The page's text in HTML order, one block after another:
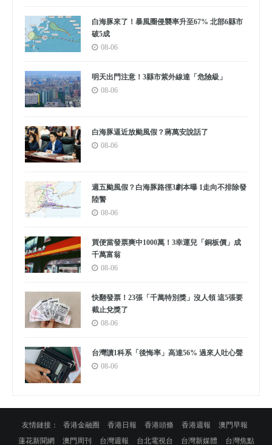
白海豚來了！暴風圈侵襲率升至67% 北部6縣市
破5成
08-06
明天出門注意！3縣市紫外線達「危險級」
08-06
白海豚逼近放颱風假？蔣萬安說話了
08-06
週五颱風假？白海豚路徑3劇本曝 1走向不排除發
陸警
08-06
買便當發票爽中1000萬！3幸運兒「銅板價」成
千萬富翁
08-06
快翻發票！23張「千萬特別獎」沒人領 這5張要
截止兌獎了
08-06
台灣讀1科系「後悔率」高達56% 過來人吐心聲
08-06
友情鏈接： 香港金融圈 香港日報 香港頭條 香港週報
澳門早報
蓮花新聞網
澳門周刊 台灣週報 台北電視台 台灣新媒體 台灣焦點